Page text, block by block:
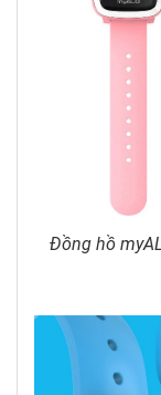
Đồng hồ